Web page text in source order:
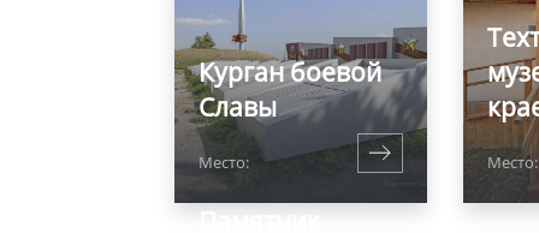
Курган боевой
Славы
Место: